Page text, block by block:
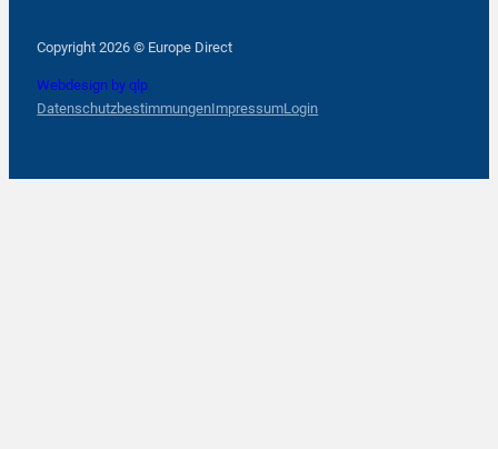
Copyright 2026 © Europe Direct
Webdesign by qlp
DatenschutzbestimmungenImpressumLogin